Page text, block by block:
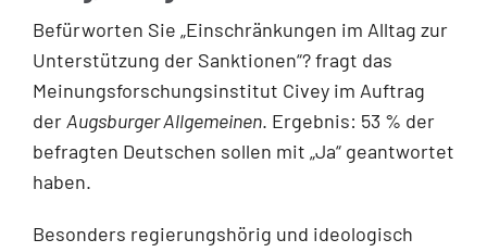
Befürworten Sie „Einschränkungen im Alltag zur
Unterstützung der Sanktionen“? fragt das
Meinungsforschungsinstitut Civey im Auftrag
derAugsburger Allgemeinen. Ergebnis: 53 % der
befragten Deutschen sollen mit „Ja“ geantwortet
haben.
Besonders regierungshörig und ideologisch